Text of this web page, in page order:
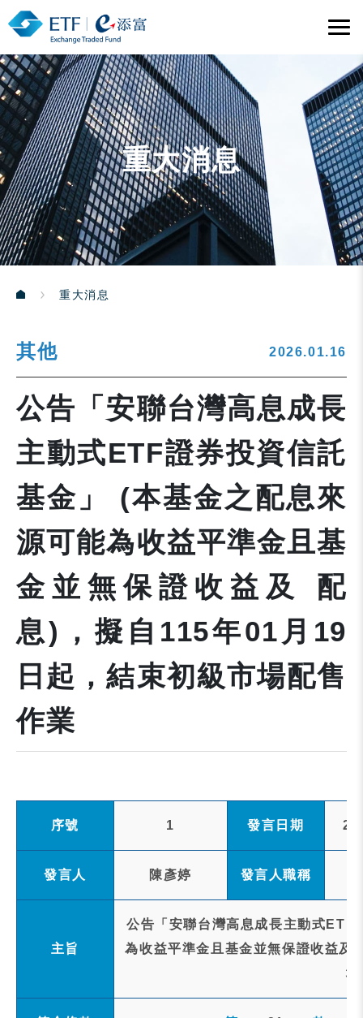
重大消息
重大消息
其他 2026.01.16
公告「安聯台灣高息成長
主動式ETF證券投資信託
基金」 (本基金之配息來
源可能為收益平準金且基
金並無保證收益及 配
息)，擬自115年01月19
日起，結束初級市場配售
作業
序號 1 發言日期
發言人 陳彥婷 發言人職稱
主旨
公告「安聯台灣高息成長主動式ETF
為收益平準金且基金並無保證收益
場